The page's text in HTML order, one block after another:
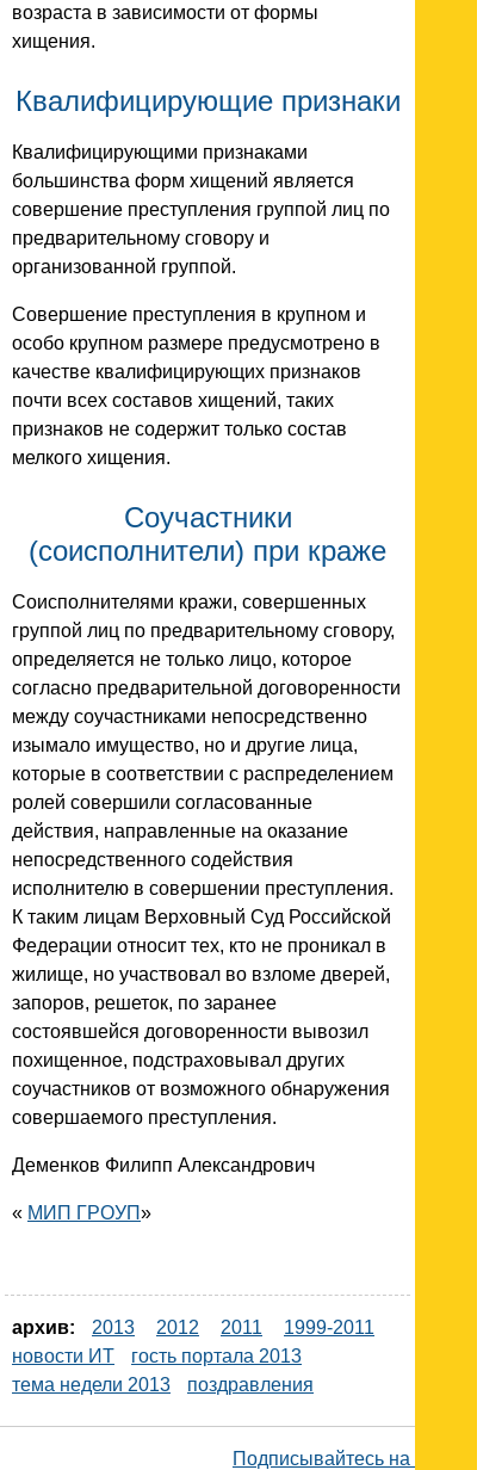
возраста в зависимости от формы
хищения.
Квалифицирующие признаки
Квалифицирующими признаками
большинства форм хищений является
совершение преступления группой лиц по
предварительному сговору и
организованной группой.
Совершение преступления в крупном и
особо крупном размере предусмотрено в
качестве квалифицирующих признаков
почти всех составов хищений, таких
признаков не содержит только состав
мелкого хищения.
Соучастники
(соисполнители) при краже
Соисполнителями кражи, совершенных
группой лиц по предварительному сговору,
определяется не только лицо, которое
согласно предварительной договоренности
между соучастниками непосредственно
изымало имущество, но и другие лица,
которые в соответствии с распределением
ролей совершили согласованные
действия, направленные на оказание
непосредственного содействия
исполнителю в совершении преступления.
К таким лицам Верховный Суд Российской
Федерации относит тех, кто не проникал в
жилище, но участвовал во взломе дверей,
запоров, решеток, по заранее
состоявшейся договоренности вывозил
похищенное, подстраховывал других
соучастников от возможного обнаружения
совершаемого преступления.
Деменков Филипп Александрович
« МИП ГРОУП»
архив: 2013 2012 2011
1999-2011
новости ИТ
гость портала 2013
тема недели 2013
поздравления
Подписывайтесь на наш